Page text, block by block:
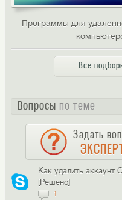
Программы для
Все
Вопросы по теме
Задать
Как удалить аккаунт
[Решено]
1